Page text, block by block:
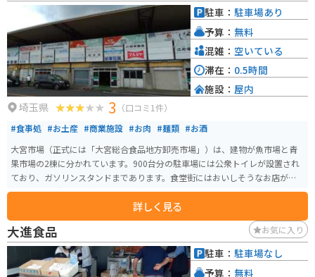
埼玉県 3 （口コミ1件）
#食事処 #お土産 #商業施設 #お肉 #麺類 #お酒
大宮市場（正式には「大宮総合食品地方卸売市場」）は、建物が魚市場と青
果市場の2棟に分かれています。900台分の駐車場には公衆トイレが設置され
ており、ガソリンスタンドまであります。食堂街にはおいしそうなお店が並
んでおり、グルメ目当てで訪れる方も多いです。市場は、ほとんどのお店が
午前中で閉店してしまうので要注意です。
詳しく見る
駐車： 駐車場あり
予算： 無料
混雑： 空いている
滞在： 0.5時間
施設： 屋内
大進食品 お気に入り
駐車： 駐車場なし
予算： 無料